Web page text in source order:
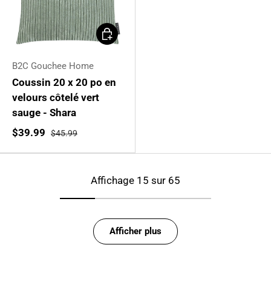
B2C Gouchee Home
Coussin 20 x 20 po en
velours côtelé vert
sauge - Shara
$39.99
$45.99
Ajouter au panier
Affichage 15 sur 65
Afficher plus